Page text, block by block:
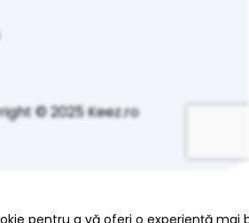
© 2025 Keez.ro